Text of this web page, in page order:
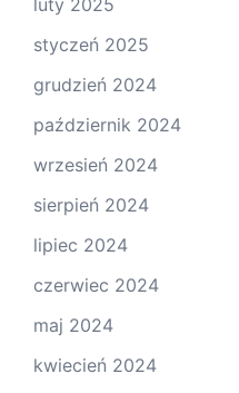
luty 2025
styczeń 2025
grudzień 2024
październik 2024
wrzesień 2024
sierpień 2024
lipiec 2024
czerwiec 2024
maj 2024
kwiecień 2024